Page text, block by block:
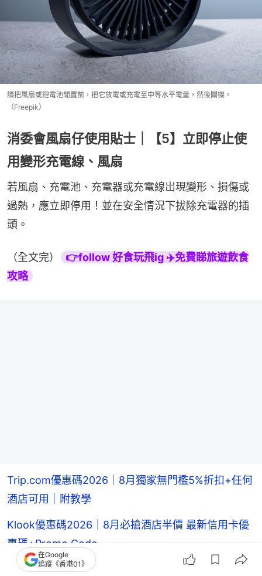
請把風扇或鋰電池閒置前，把它放電或充電至中等水平電量，然後關機。
（Freepik）
消委會風扇仔使用貼士｜【5】立即停止使
用變形充電線、風扇
若風扇、充電池、充電器或充電線岀現變形、損傷或
過熱，應立即停用！並在安全情況下拔除充電器的插
頭。
（全文完）
👉follow 好食玩飛ig ✈️免費睇旅遊飲食
攻略
Trip.com優惠碼2026｜8月獨家無門檻5%折扣+任何
酒店可用｜附教學
Klook優惠碼2026｜8月必搶酒店半價 最新信用卡優
惠碼+Promo Code
Agoda優惠碼2026｜必搶！日本、台灣酒店8折起＋
在Google
追蹤《香港01》